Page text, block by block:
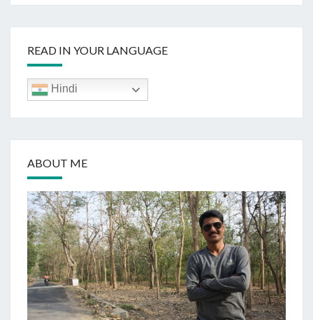
READ IN YOUR LANGUAGE
Hindi
ABOUT ME